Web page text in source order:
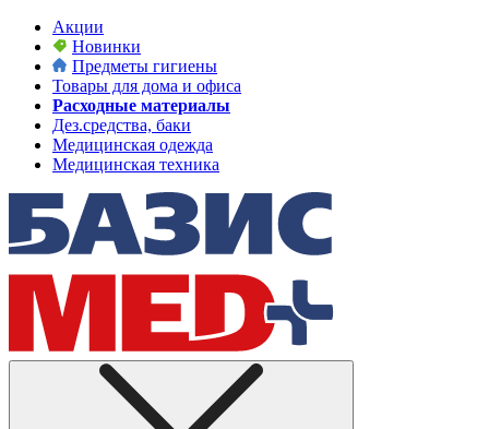
Акции
Новинки
Предметы гигиены
Товары для дома и офиса
Расходные материалы
Дез.средства, баки
Медицинская одежда
Медицинская техника